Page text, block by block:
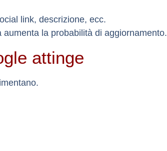
link, descrizione, ecc.
la probabilità di aggiornamento.
attinge